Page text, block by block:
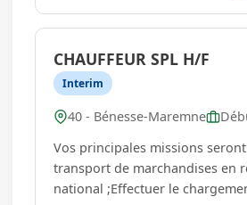
et des espaces verts. A...
CHAUFFEUR SPL H/F
Interim
40 - Bénesse-Maremne
Vos principales missions
transport de marchandises en
national ;Effectuer le